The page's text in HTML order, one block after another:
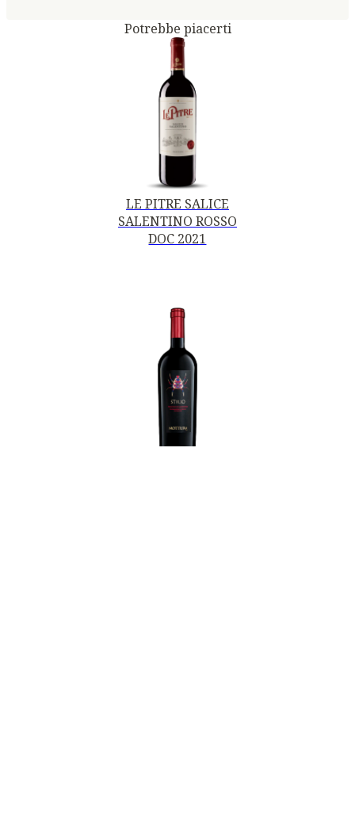
Potrebbe piacerti
LE PITRE SALICE
SALENTINO ROSSO
DOC 2021